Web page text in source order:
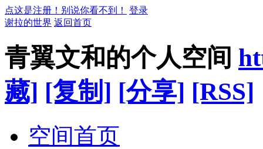
点这是注册！别说你看不到！
登录
谢拉的世界 返回首页
青翼文和的个人空间
藏] [复制] [分享] [RSS]
空间首页